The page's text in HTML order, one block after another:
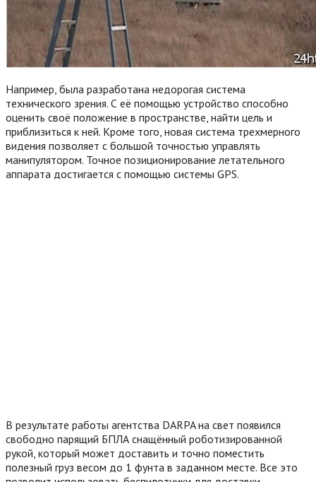
Например, была разработана недорогая система
технического зрения. С её помощью устройство способно
оценить своё положение в пространстве, найти цель и
приблизиться к ней. Кроме того, новая система трехмерного
видения позволяет с большой точностью управлять
манипулятором. Точное позиционирование летательного
аппарата достигается с помощью системы GPS.
В результате работы агентства DARPA на свет появился
свободно парящий БПЛА снащённый роботизированной
рукой, который может доставить и точно поместить
полезный груз весом до 1 фунта в заданном месте. Все это